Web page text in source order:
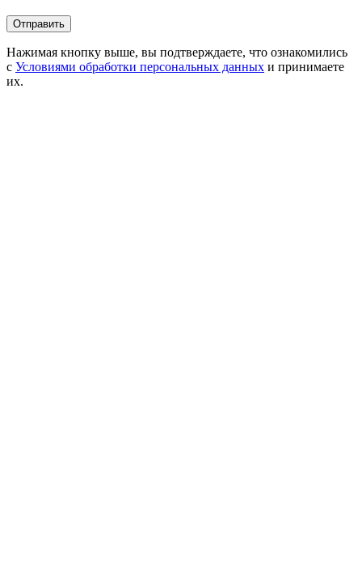
Нажимая кнопку выше, вы подтверждаете, что ознакомились
с Условиями обработки персональных данных и принимаете
их.